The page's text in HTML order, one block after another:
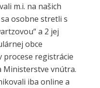
m.i. na našich
osobne stretli s
a 2 jej
obce
procese registrácie
Ministerstve vnútra.
iba online a